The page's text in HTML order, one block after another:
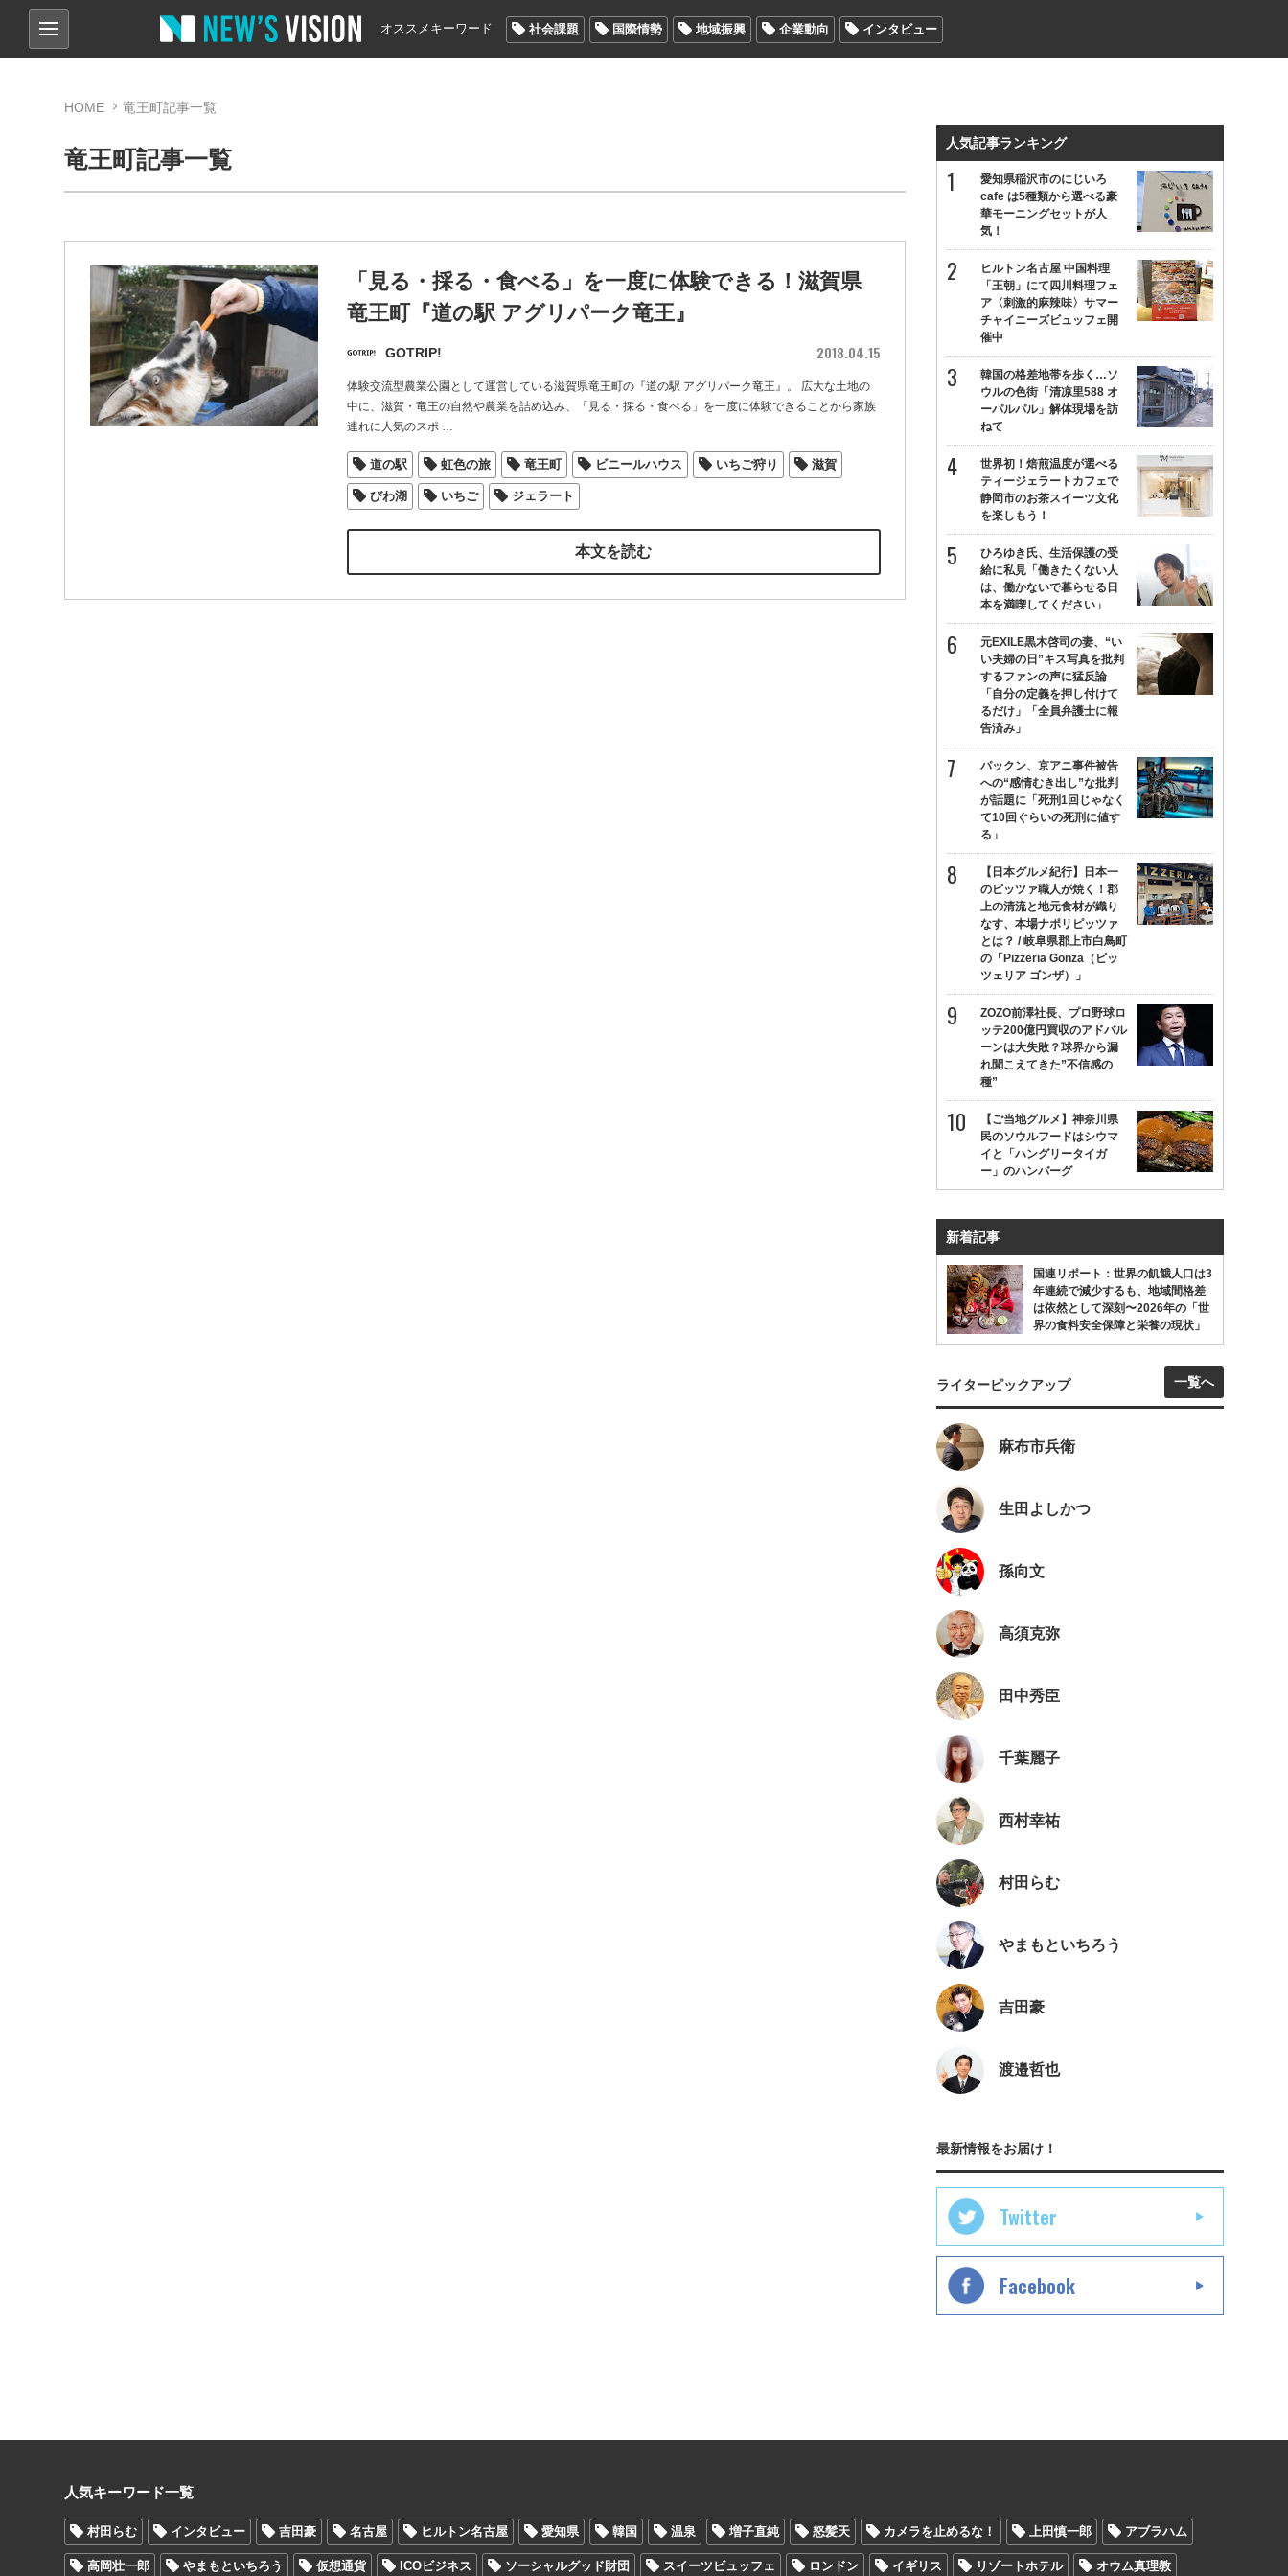
オススメキーワード 社会課題 国際情勢 地域振興 企業動向 インタビュー
HOME 竜王町記事一覧
竜王町記事一覧
「見る・採る・食べる」を一度に体験できる！滋賀県
竜王町『道の駅 アグリパーク竜王』
GOTRIP! 2018.04.15
体験交流型農業公園として運営している滋賀県竜王町の『道の駅 アグリパーク竜王』。 広大な土地の
中に、滋賀・竜王の自然や農業を詰め込み、「見る・採る・食べる」を一度に体験できることから家族
連れに人気のスポ…
道の駅 虹色の旅 竜王町 ビニールハウス いちご狩り 滋賀
びわ湖 いちご ジェラート
本文を読む
人気記事ランキング
愛知県稲沢市のにじいろ
cafe は5種類から選べる豪
華モーニングセットが人
気！
ヒルトン名古屋 中国料理
「王朝」にて四川料理フェ
ア〈刺激的麻辣味〉サマー
チャイニーズビュッフェ開
催中
韓国の格差地帯を歩く…ソ
ウルの色街「清凉里588 オ
ーパルパル」解体現場を訪
ねて
世界初！焙煎温度が選べる
ティージェラートカフェで
静岡市のお茶スイーツ文化
を楽しもう！
ひろゆき氏、生活保護の受
給に私見「働きたくない人
は、働かないで暮らせる日
本を満喫してください」
元EXILE黒木啓司の妻、“い
い夫婦の日”キス写真を批判
するファンの声に猛反論
「自分の定義を押し付けて
るだけ」「全員弁護士に報
告済み」
パックン、京アニ事件被告
への“感情むき出し”な批判
が話題に「死刑1回じゃなく
て10回ぐらいの死刑に値す
る」
【日本グルメ紀行】日本一
のピッツァ職人が焼く！郡
上の清流と地元食材が織り
なす、本場ナポリピッツァ
とは？ / 岐阜県郡上市白鳥町
の「Pizzeria Gonza（ピッ
ツェリア ゴンザ）」
ZOZO前澤社長、プロ野球ロ
ッテ200億円買収のアドバル
ーンは大失敗？球界から漏
れ聞こえてきた”不信感の
種”
【ご当地グルメ】神奈川県
民のソウルフードはシウマ
イと「ハングリータイガ
ー」のハンバーグ
新着記事
国連リポート：世界の飢餓人口は3
年連続で減少するも、地域間格差
は依然として深刻〜2026年の「世
界の食料安全保障と栄養の現状」
ライターピックアップ 一覧へ
麻布市兵衛
生田よしかつ
孫向文
高須克弥
田中秀臣
千葉麗子
西村幸祐
村田らむ
やまもといちろう
吉田豪
渡邉哲也
最新情報をお届け！
Twitter
Facebook
人気キーワード一覧
村田らむ インタビュー 吉田豪 名古屋 ヒルトン名古屋 愛知県 韓国 温泉 増子直純 怒髪天 カメラを止めるな！ 上田慎一郎 アブラハム
高岡壮一郎 やまもといちろう 仮想通貨 ICOビジネス ソーシャルグッド財団 スイーツビュッフェ ロンドン イギリス リゾートホテル オウム真理教